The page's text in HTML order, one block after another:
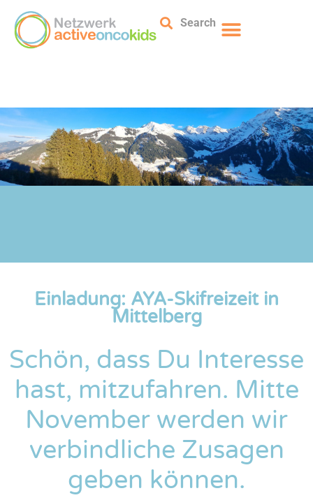
Search
Einladung: AYA-Skifreizeit in
Mittelberg
Schön, dass Du Interesse
hast, mitzufahren. Mitte
November werden wir
verbindliche Zusagen
geben können.